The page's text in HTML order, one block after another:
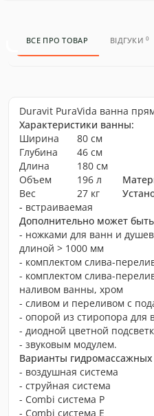
ВСЕ ПРО ТОВАР ВІДГУКИ0
Duravit PuraVida ванна
Характеристики ванны:
Ширина
80 см
Глубина
46 см
Длина
180 см
Объем
196 л
Вес
27 кг
- встраиваемая
Дополнительно может
- ножками для ванн и
длиной > 1000 мм
- комплектом слива-
- комплектом слива-
наливом ванны, хром
- сливом и переливом с
- опорой из стиропора для
- диодной цветной
- звуковым модулем.
Варианты гидромассажных
- воздушная система
- струйная система
- Combi система P
- Combi система E